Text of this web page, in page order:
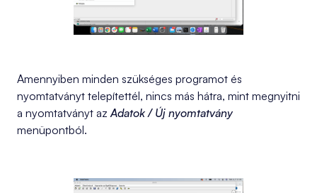
Amennyiben minden szükséges programot és
nyomtatványt telepítettél, nincs más hátra, mint megnyitni
a nyomtatványt az Adatok / Új nyomtatvány
menüpontból.